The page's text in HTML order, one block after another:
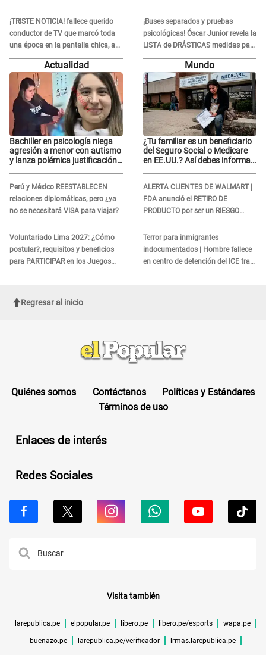
¡TRISTE NOTICIA! fallece querido
conductor de TV que marcó toda
una época en la pantalla chica, así
fue su repentino adiós
ARREMETE contra Claudia Salazar
¡Buses separados y pruebas
psicológicas! Óscar Junior revela la
LISTA de DRÁSTICAS medidas para
prevenir acoso en 'La Bella Luz' tras
caso Naldy Saldaña
Actualidad
Bachiller en psicología niega
agresión a menor con autismo
y lanza polémica justificación:
Perú y México REESTABLECEN
relaciones diplomáticas, pero ¿ya
no se necesitará VISA para viajar?
Voluntariado Lima 2027: ¿Cómo
postular?, requisitos y beneficios
para PARTICIPAR en los Juegos
Panamericanos
Mundo
¿Tu familiar es un beneficiario
del Seguro Social o Medicare
en EE.UU.? Así debes informar
ALERTA CLIENTES DE WALMART |
FDA anunció el RETIRO DE
PRODUCTO por ser un RIESGO
MORTAL para consumidores: ¿Cuál
es?
Terror para inmigrantes
indocumentados | Hombre fallece
en centro de detención del ICE tras
sufrir una "emergencia médica"
Regresar al inicio
Quiénes somos Contáctanos
Políticas y Estándares
Términos de uso
Enlaces de interés
Redes Sociales
Visita también
larepublica.pe elpopular.pe libero.pe libero.pe/esports wapa.pe
buenazo.pe larepublica.pe/verificador lrmas.larepublica.pe